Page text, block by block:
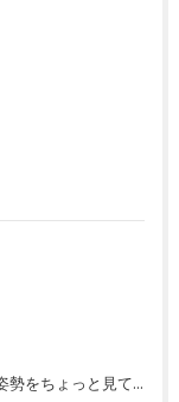
家族、友人、身近な人の姿勢をちょっと見てみませんか？